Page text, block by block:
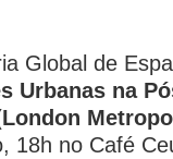
Global de
Urbanas na
18h no Café